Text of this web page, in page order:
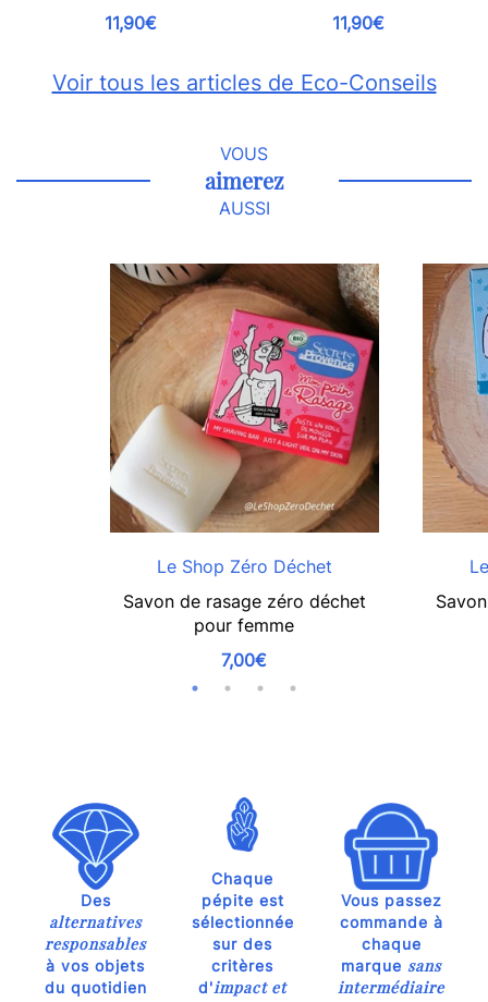
11,90€
11,90€
Voir tous les articles de Eco-Conseils
VOUS
aimerez
AUSSI
Le Shop Zéro Déchet
Savon de rasage zéro déchet
pour femme
7,00€
Des
alternatives
responsables
à vos objets
du quotidien
Chaque
pépite est
sélectionnée
sur des
critères
d'impact et
Vous passez
commande à
chaque
marque sans
intermédiaire